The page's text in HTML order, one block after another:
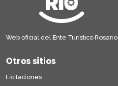
Web oficial del Ente Turístico Rosario
Otros sitios
Licitaciones